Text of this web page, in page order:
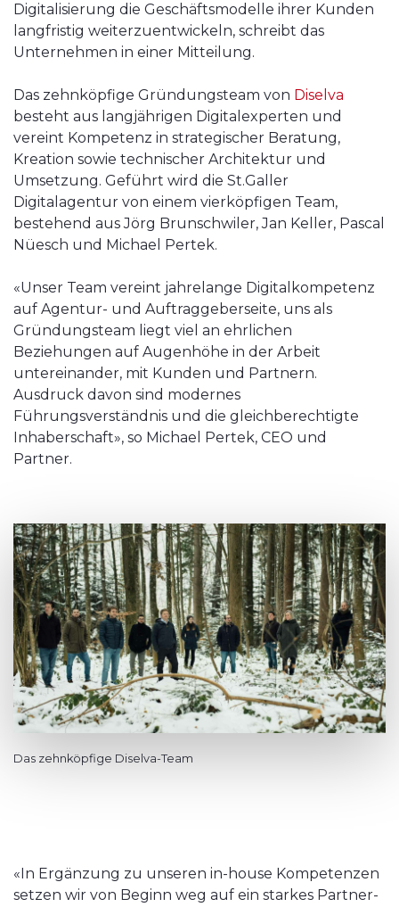
Digitalisierung die Geschäftsmodelle ihrer Kunden
langfristig weiterzuentwickeln, schreibt das
Unternehmen in einer Mitteilung.
Das zehnköpfige Gründungsteam von Diselva
besteht aus langjährigen Digitalexperten und
vereint Kompetenz in strategischer Beratung,
Kreation sowie technischer Architektur und
Umsetzung. Geführt wird die St.Galler
Digitalagentur von einem vierköpfigen Team,
bestehend aus Jörg Brunschwiler, Jan Keller, Pascal
Nüesch und Michael Pertek.
«Unser Team vereint jahrelange Digitalkompetenz
auf Agentur- und Auftraggeberseite, uns als
Gründungsteam liegt viel an ehrlichen
Beziehungen auf Augenhöhe in der Arbeit
untereinander, mit Kunden und Partnern.
Ausdruck davon sind modernes
Führungsverständnis und die gleichberechtigte
Inhaberschaft», so Michael Pertek, CEO und
Partner.
Das zehnköpfige Diselva-Team
«In Ergänzung zu unseren in-house Kompetenzen
setzen wir von Beginn weg auf ein starkes Partner-